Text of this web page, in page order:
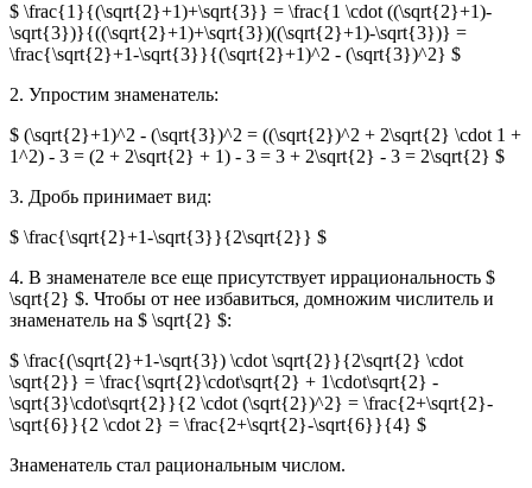
$ \frac{1}{(\sqrt{2}+1)+\sqrt{3}} = \frac{1 \cdot ((\sqrt{2}+1)-
\sqrt{3})}{((\sqrt{2}+1)+\sqrt{3})((\sqrt{2}+1)-\sqrt{3})} =
\frac{\sqrt{2}+1-\sqrt{3}}{(\sqrt{2}+1)^2 - (\sqrt{3})^2} $
2. Упростим знаменатель:
$ (\sqrt{2}+1)^2 - (\sqrt{3})^2 = ((\sqrt{2})^2 + 2\sqrt{2} \cdot 1 +
1^2) - 3 = (2 + 2\sqrt{2} + 1) - 3 = 3 + 2\sqrt{2} - 3 = 2\sqrt{2} $
3. Дробь принимает вид:
$ \frac{\sqrt{2}+1-\sqrt{3}}{2\sqrt{2}} $
4. В знаменателе все еще присутствует иррациональность $
\sqrt{2} $. Чтобы от нее избавиться, домножим числитель и
знаменатель на $ \sqrt{2} $:
$ \frac{(\sqrt{2}+1-\sqrt{3}) \cdot \sqrt{2}}{2\sqrt{2} \cdot
\sqrt{2}} = \frac{\sqrt{2}\cdot\sqrt{2} + 1\cdot\sqrt{2} -
\sqrt{3}\cdot\sqrt{2}}{2 \cdot (\sqrt{2})^2} = \frac{2+\sqrt{2}-
\sqrt{6}}{2 \cdot 2} = \frac{2+\sqrt{2}-\sqrt{6}}{4} $
Знаменатель стал рациональным числом.